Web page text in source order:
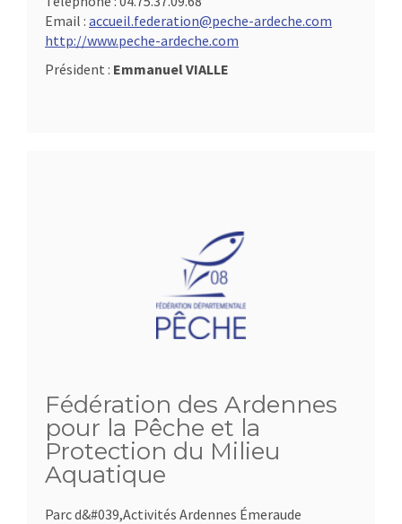
Email : accueil.federation@peche-ardeche.com
http://www.peche-ardeche.com
Président : Emmanuel VIALLE
Fédération des Ardennes
pour la Pêche et la
Protection du Milieu
Aquatique
Parc d&#039,Activités Ardennes Émeraude